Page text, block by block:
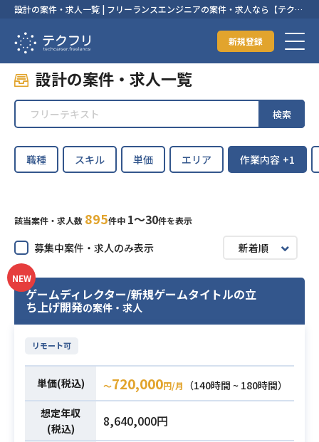
設計の案件・求人一覧 | フリーランスエンジニアの案件・求人なら【テクフ
新規登録
設計の案件・求人一覧
検索
職種 スキル 単価 エリア 作業内容 +1
該当案件・求人数 895件中 1〜30件を表示
募集中案件・求人のみ表示 新着順
NEW
ゲームディレクター/新規ゲームタイトルの立
ち上げ開発の案件・求人
リモート可
単価(税込) 〜720,000円/月
（140時間 ~ 180時間）
想定年収
(税込)
8,640,000円